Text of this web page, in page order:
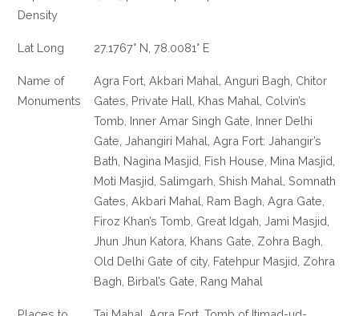
Density
Lat Long 27.1767° N, 78.0081° E
Name of
Monuments
Agra Fort, Akbari Mahal, Anguri Bagh, Chitor
Gates, Private Hall, Khas Mahal, Colvin’s
Tomb, Inner Amar Singh Gate, Inner Delhi
Gate, Jahangiri Mahal, Agra Fort: Jahangir’s
Bath, Nagina Masjid, Fish House, Mina Masjid,
Moti Masjid, Salimgarh, Shish Mahal, Somnath
Gates, Akbari Mahal, Ram Bagh, Agra Gate,
Firoz Khan’s Tomb, Great Idgah, Jami Masjid,
Jhun Jhun Katora, Khans Gate, Zohra Bagh,
Old Delhi Gate of city, Fatehpur Masjid, Zohra
Bagh, Birbal’s Gate, Rang Mahal